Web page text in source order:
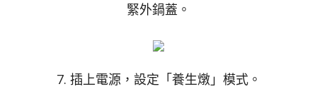
緊外鍋蓋。
7. 插上電源，設定「養生燉」模式。